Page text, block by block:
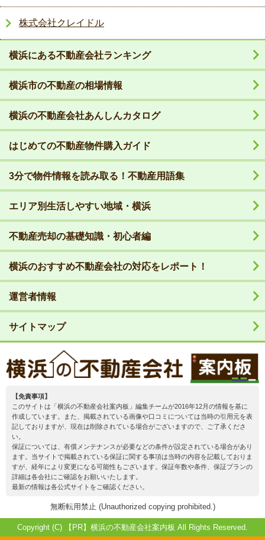
株式会社クレイドル
【免責事項】
このサイトは「横浜の不動産会社案内板」編集チームが2016年12月の情報を基に
作成しています。また、掲載されている画像や口コミについては当時の引用元を表
記しておりますが、現在は削除されている場合がございますので、ご了承くださ
い。
保証については、有償メンテナンスが必要などの条件が設定されている場合があり
ます。当サイトで掲載されている保証に関する事項は当時の内容を記載しておりま
すが、経年により変更になる可能性もございます。保証年数や条件、保証プランの
詳細は各会社にご確認をお願いいたします。
最新の情報は各公式サイトをご確認ください。
横浜にある不動産会社ランキング
横浜市の不動産の相場情報
横浜の不動産会社あんしんカタログ
はじめての不動産物件購入ガイド
3分で物件情報を読み取る！不動産用語集
エリア別生活しやすい地域・横浜
不動産売却の基礎知識・初心者編
横浜のおすすめ不動産会社の対応をレポート！
運営者情報
サイトマップ
無断転用禁止 (Unauthorized copying prohibited.)
Copyright (C) 横浜の不動産会社案内板 All Rights Reserved.